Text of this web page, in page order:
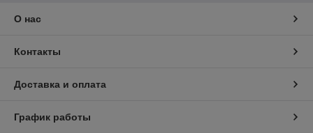
О нас
Контакты
Доставка и оплата
График работы